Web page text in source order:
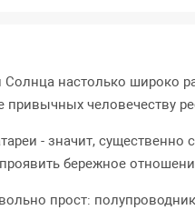
Солнца настолько широко
привычных человечеству
- значит, существенно
бережное
прост: